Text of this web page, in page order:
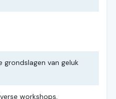
grondslagen van geluk
workshops,